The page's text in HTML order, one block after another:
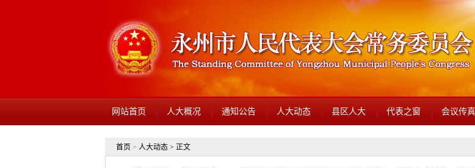
网站首页 人大概况 通知公告 人大动态 县区人大 代表之窗 会议传真
首页 > 人大动态 > 正文